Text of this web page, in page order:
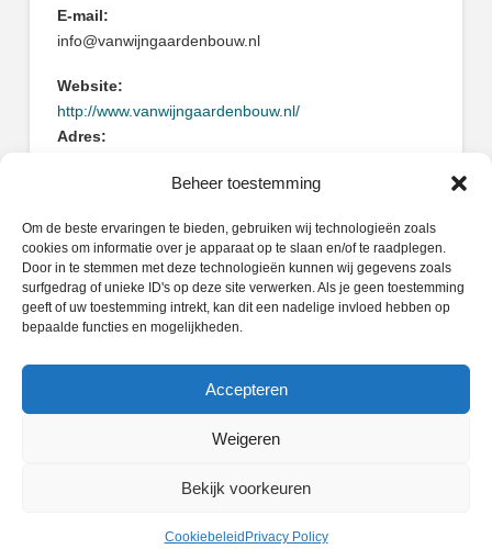
Beheer toestemming
Om de beste ervaringen te bieden, gebruiken wij technologieën zoals
cookies om informatie over je apparaat op te slaan en/of te raadplegen.
Door in te stemmen met deze technologieën kunnen wij gegevens zoals
surfgedrag of unieke ID's op deze site verwerken. Als je geen toestemming
geeft of uw toestemming intrekt, kan dit een nadelige invloed hebben op
bepaalde functies en mogelijkheden.
Accepteren
Weigeren
Bekijk voorkeuren
Cookiebeleid Privacy Policy
E-mail:
info@vanwijngaardenbouw.nl
Website:
http://www.vanwijngaardenbouw.nl/
Adres:
3356AB Papendrecht
Zoeken
Facebook
X
POWERED BYWIDIDI